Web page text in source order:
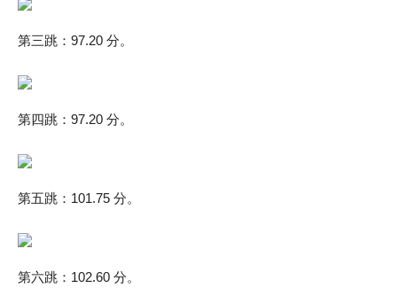
第三跳：97.20 分。
第四跳：97.20 分。
第五跳：101.75 分。
第六跳：102.60 分。